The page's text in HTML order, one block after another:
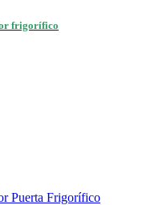
frigorífico
Puerta Frigorífico